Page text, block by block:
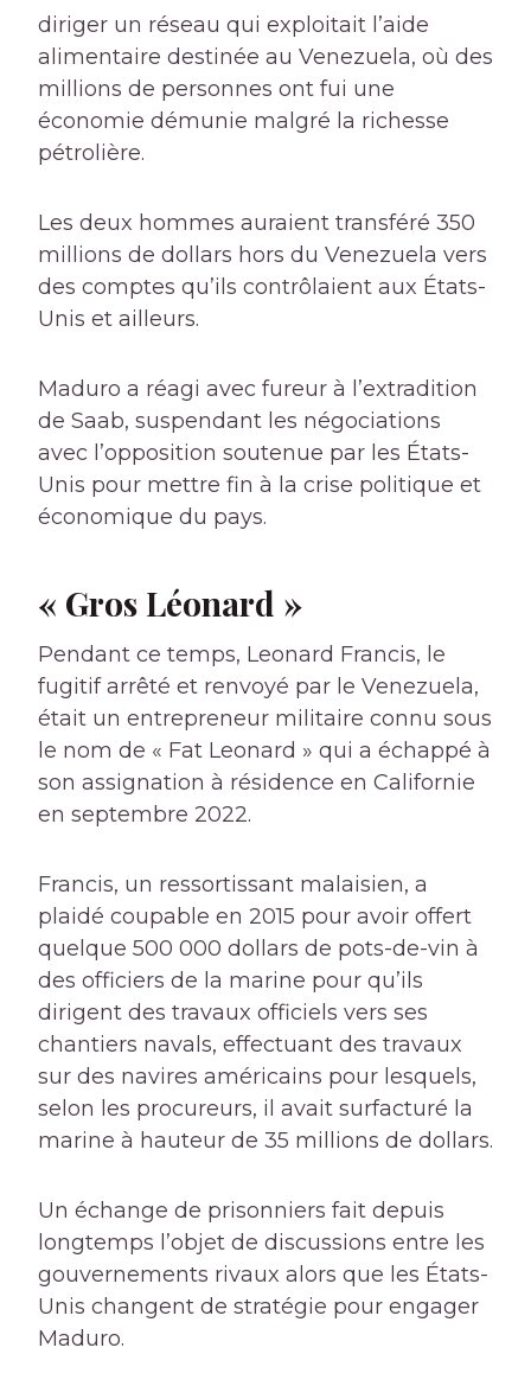
diriger un réseau qui exploitait l’aide
alimentaire destinée au Venezuela, où des
millions de personnes ont fui une
économie démunie malgré la richesse
pétrolière.
Les deux hommes auraient transféré 350
millions de dollars hors du Venezuela vers
des comptes qu’ils contrôlaient aux États-
Unis et ailleurs.
Maduro a réagi avec fureur à l’extradition
de Saab, suspendant les négociations
avec l’opposition soutenue par les États-
Unis pour mettre fin à la crise politique et
économique du pays.
« Gros Léonard »
Pendant ce temps, Leonard Francis, le
fugitif arrêté et renvoyé par le Venezuela,
était un entrepreneur militaire connu sous
le nom de « Fat Leonard » qui a échappé à
son assignation à résidence en Californie
en septembre 2022.
Francis, un ressortissant malaisien, a
plaidé coupable en 2015 pour avoir offert
quelque 500 000 dollars de pots-de-vin à
des officiers de la marine pour qu’ils
dirigent des travaux officiels vers ses
chantiers navals, effectuant des travaux
sur des navires américains pour lesquels,
selon les procureurs, il avait surfacturé la
marine à hauteur de 35 millions de dollars.
Un échange de prisonniers fait depuis
longtemps l’objet de discussions entre les
gouvernements rivaux alors que les États-
Unis changent de stratégie pour engager
Maduro.